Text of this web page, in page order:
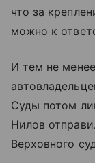
что за
можно к
И тем не
Суды потом
Нилов
Верховного